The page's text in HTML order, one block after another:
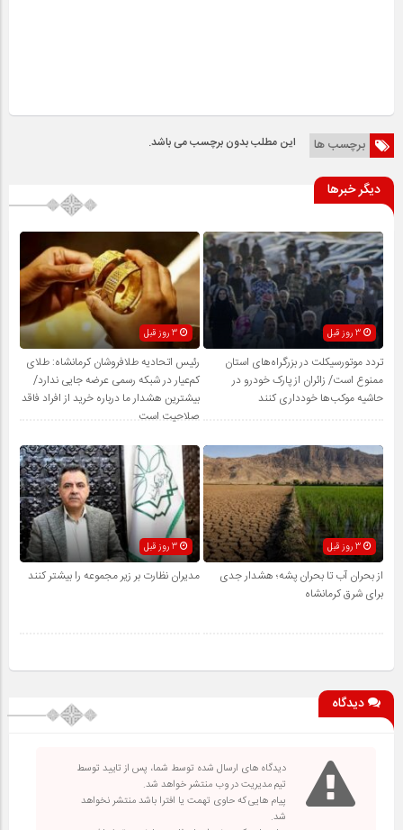
برچسب ها این مطلب بدون برچسب می باشد.
دیگر خبرها
3 روز قبل
تردد موتورسیکلت در بزرگراه‌های استان
ممنوع است/ زائران از پارک خودرو در
حاشیه موکب‌ها خودداری کنند
رئیس اتحادیه طلافروشان کرمانشاه: طلای
کم‌عیار در شبکه رسمی عرضه جایی ندارد/
بیشترین هشدار ما درباره خرید از افراد فاقد
صلاحیت است
3 روز قبل
از بحران آب تا بحران پشه؛ هشدار جدی
برای شرق کرمانشاه
مدیران نظارت بر زیر مجموعه را بیشتر کنند
دیدگاه
دیدگاه های ارسال شده توسط شما، پس از تایید توسط
تیم مدیریت در وب منتشر خواهد شد.
پیام هایی که حاوی تهمت یا افترا باشد منتشر نخواهد
شد.